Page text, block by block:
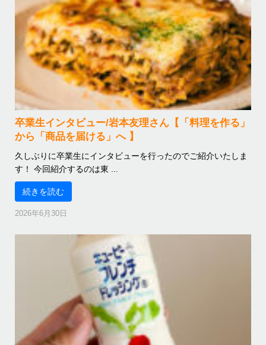
卒業生インタビュー/岩本友理さん【「料理を作る」
から「商品を届ける」へ 】
久しぶりに卒業生にインタビューを行ったのでご紹介いたしま
す！ 今回紹介するのは東 ...
続きを読む
2026年6月30日